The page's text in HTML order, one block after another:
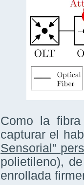
Como la
capturar el
Sensorial”
polietileno),
enrollada